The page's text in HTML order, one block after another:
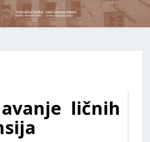
ličnih